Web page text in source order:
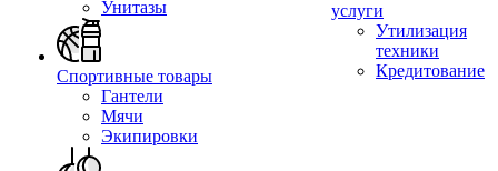
Унитазы
Спортивные товары
Гантели
Мячи
Экипировки
услуги
Утилизация
техники
Кредитование